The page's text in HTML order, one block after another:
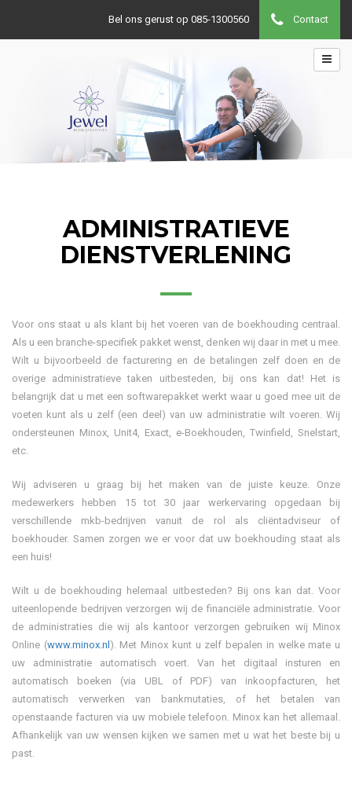
Bel ons gerust op 085-1300560 Contact
ADMINISTRATIEVE
DIENSTVERLENING
Voor ons staat u als klant bij het voeren van de boekhouding centraal.
Als u een branche-specifiek pakket wenst, denken wij daar in met u mee.
Wilt u bijvoorbeeld de facturering en de betalingen zelf doen en de
overige administratieve taken uitbesteden, bij ons kan dat! Het is
belangrijk dat u met een softwarepakket werkt waar u goed mee uit de
voeten kunt als u zelf (een deel) van uw administratie wilt voeren. Wij
ondersteunen Minox, Unit4, Exact, e-Boekhouden, Twinfield, Snelstart,
etc.
Wij adviseren u graag bij het maken van de juiste keuze. Onze
medewerkers hebben 15 tot 30 jaar werkervaring opgedaan bij
verschillende mkb-bedrijven vanuit de rol als cliëntadviseur of
boekhouder. Samen zorgen we er voor dat uw boekhouding staat als
een huis!
Wilt u de boekhouding helemaal uitbesteden? Bij ons kan dat. Voor
uiteenlopende bedrijven verzorgen wij de financiële administratie. Voor
de administraties die wij als kantoor verzorgen gebruiken wij Minox
Online (www.minox.nl ). Met Minox kunt u zelf bepalen in welke mate u
uw administratie automatisch voert. Van het digitaal insturen en
automatisch boeken (via UBL of PDF) van inkoopfacturen, het
automatisch verwerken van bankmutaties, of het betalen van
openstaande facturen via uw mobiele telefoon. Minox kan het allemaal.
Afhankelijk van uw wensen kijken we samen met u wat het beste bij u
past.